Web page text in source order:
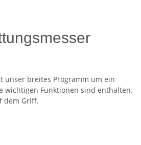
unser breites Programm um ein
wichtigen Funktionen sind enthalten.
dem Griff.